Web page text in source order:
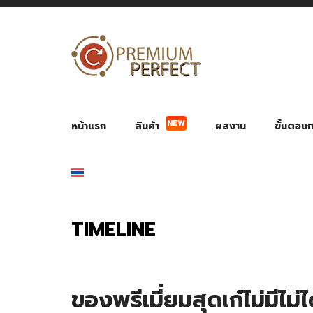
หน้าแรก สินค้า NEW ผลงาน ขั้นตอน
TIMELINE
ของพรีเมี่ยมสุดเก๋ไม่มีไม่